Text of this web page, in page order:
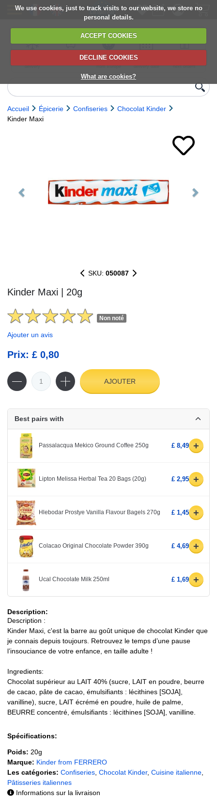
We use cookies, just to track visits to our website, we store no
personal details.
ACCEPT COOKIES
DECLINE COOKIES
What are cookies?
delivery
6,000+ products
Direct import
from Europe
Choose your
delivery date
next orders
Accueil Épicerie Confiseries
Chocolat Kinder
Kinder Maxi
SKU: 050087
Kinder Maxi | 20g
Non noté
Ajouter un avis
Prix: £ 0,80
AJOUTER
Best pairs with
Passalacqua Mekico Ground Coffee 250g £ 8,49 +
Lipton Melissa Herbal Tea 20 Bags (20g) £ 2,95 +
Hlebodar Prostye Vanilla Flavour Bagels 270g £ 1,45 +
Colacao Original Chocolate Powder 390g £ 4,69 +
Ucal Chocolate Milk 250ml £ 1,69 +
Description:
Description :
Kinder Maxi, c'est la barre au goût unique de chocolat Kinder que
je connais depuis toujours. Retrouvez le temps d’une pause
l’insouciance de votre enfance, en taille adulte !
Ingredients:
Chocolat supérieur au LAIT 40% (sucre, LAIT en poudre, beurre
de cacao, pâte de cacao, émulsifiants : lécithines [SOJA],
vanilline), sucre, LAIT écrémé en poudre, huile de palme,
BEURRE concentré, émulsifiants : lécithines [SOJA], vanilline.
Spécifications:
Poids: 20g
Marque: Kinder from FERRERO
Les catégories: Confiseries Chocolat Kinder, Cuisine italienne
Pâtisseries italiennes
Informations sur la livraison